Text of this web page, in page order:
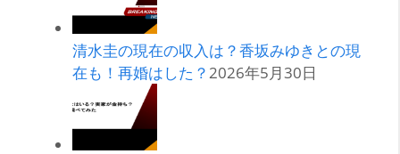
清水圭の現在の収入は？香坂みゆきとの現
在も！再婚はした？2026年5月30日